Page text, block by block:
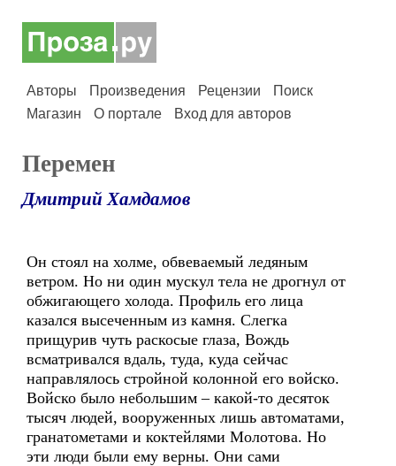
Авторы Произведения Рецензии
Поиск
Магазин
О портале Вход для авторов
Перемен
Дмитрий Хамдамов
Он стоял на холме, обвеваемый ледяным
ветром. Но ни один мускул тела не дрогнул от
обжигающего холода. Профиль его лица
казался высеченным из камня. Слегка
прищурив чуть раскосые глаза, Вождь
всматривался вдаль, туда, куда сейчас
направлялось стройной колонной его войско.
Войско было небольшим – какой-то десяток
тысяч людей, вооруженных лишь автоматами,
гранатометами и коктейлями Молотова. Но
эти люди были ему верны. Они сами